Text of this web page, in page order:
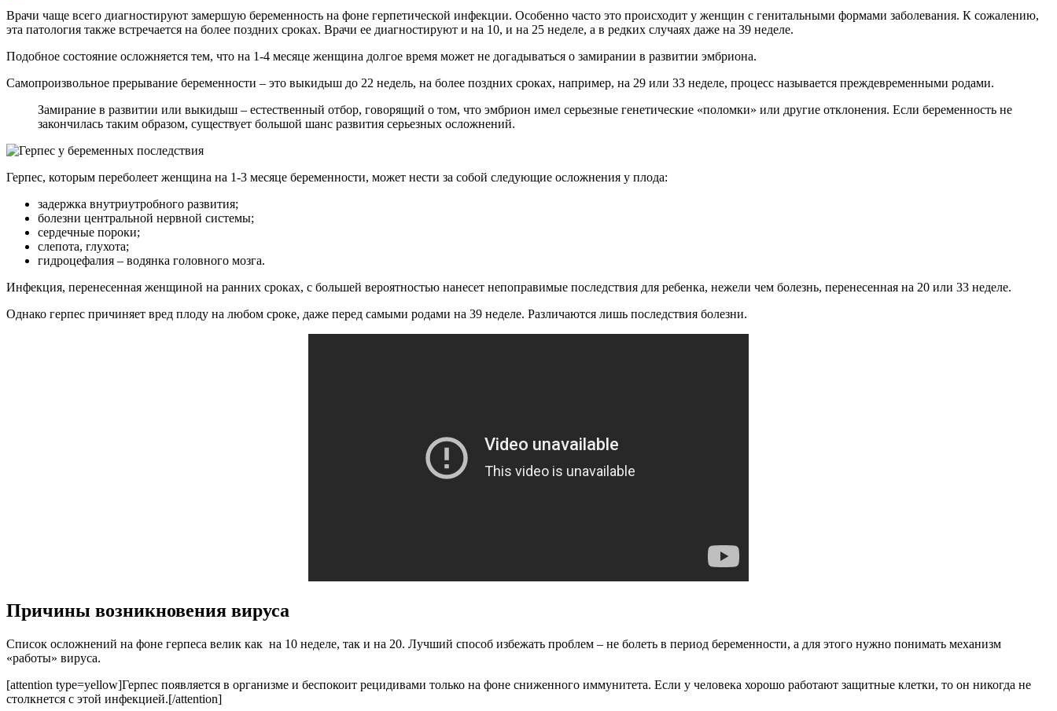
Врачи чаще всего диагностируют замершую беременность на фоне герпетической инфекции. Особенно часто это происходит у женщин с генитальными формами заболевания. К сожалению,
эта патология также встречается на более поздних сроках. Врачи ее диагностируют и на 10, и на 25 неделе, а в редких случаях даже на 39 неделе.
Подобное состояние осложняется тем, что на 1-4 месяце женщина долгое время может не догадываться о замирании в развитии эмбриона.
Самопроизвольное прерывание беременности – это выкидыш до 22 недель, на более поздних сроках, например, на 29 или 33 неделе, процесс называется преждевременными родами.
Замирание в развитии или выкидыш – естественный отбор, говорящий о том, что эмбрион имел серьезные генетические «поломки» или другие отклонения. Если беременность не
закончилась таким образом, существует большой шанс развития серьезных осложнений.
Герпес, которым переболеет женщина на 1-3 месяце беременности, может нести за собой следующие осложнения у плода:
задержка внутриутробного развития;
болезни центральной нервной системы;
сердечные пороки;
слепота, глухота;
гидроцефалия – водянка головного мозга.
Инфекция, перенесенная женщиной на ранних сроках, с большей вероятностью нанесет непоправимые последствия для ребенка, нежели чем болезнь, перенесенная на 20 или 33 неделе.
Однако герпес причиняет вред плоду на любом сроке, даже перед самыми родами на 39 неделе. Различаются лишь последствия болезни.
Причины возникновения вируса
Список осложнений на фоне герпеса велик как на 10 неделе, так и на 20. Лучший способ избежать проблем – не болеть в период беременности, а для этого нужно понимать механизм
«работы» вируса.
[attention type=yellow]Герпес появляется в организме и беспокоит рецидивами только на фоне сниженного иммунитета. Если у человека хорошо работают защитные клетки, то он никогда не
столкнется с этой инфекцией.[/attention]